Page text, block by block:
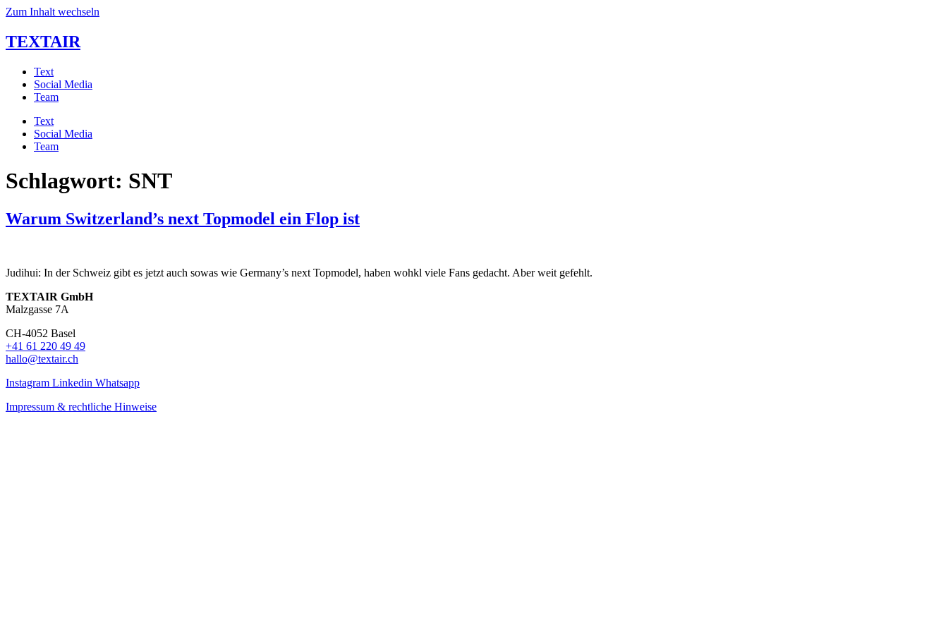
Zum Inhalt wechseln
TEXTAIR
Text
Social Media
Team
Text
Social Media
Team
Schlagwort: SNT
Warum Switzerland’s next Topmodel ein Flop ist
Judihui: In der Schweiz gibt es jetzt auch sowas wie Germany’s next Topmodel, haben wohkl viele Fans gedacht. Aber weit gefehlt.
TEXTAIR GmbH
Malzgasse 7A
CH-4052 Basel
+41 61 220 49 49
hallo@textair.ch
Instagram Linkedin Whatsapp
Impressum & rechtliche Hinweise